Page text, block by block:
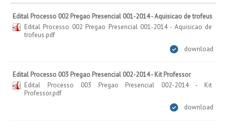
Edital Processo 002 Pregao Presencial 001-2014 - Aquisicao de trofeus
Edital Processo 002 Pregao Presencial 001-2014 - Aquisicao de
trofeus.pdf
download
Edital Processo 003 Pregao Presencial 002-2014 - Kit Professor
Edital Processo 003 Pregao Presencial 002-2014 - Kit
Professor.pdf
download